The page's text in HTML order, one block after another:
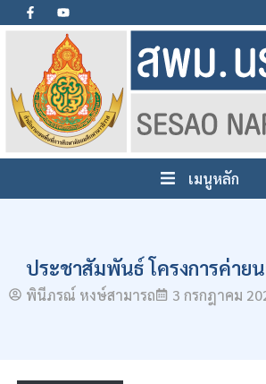
เมนูหลัก
ประชาสัมพันธ์ โครงการค่าย
พินีภรณ์ หงษ์สามารถ 3 กรกฎาคม